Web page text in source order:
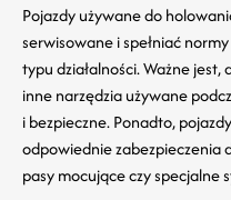
Pojazdy używane do
serwisowane i spełniać
typu działalności. Ważne
inne narzędzia używane
i bezpieczne. Ponadto,
odpowiednie zabezpieczenia
pasy mocujące czy specjalne